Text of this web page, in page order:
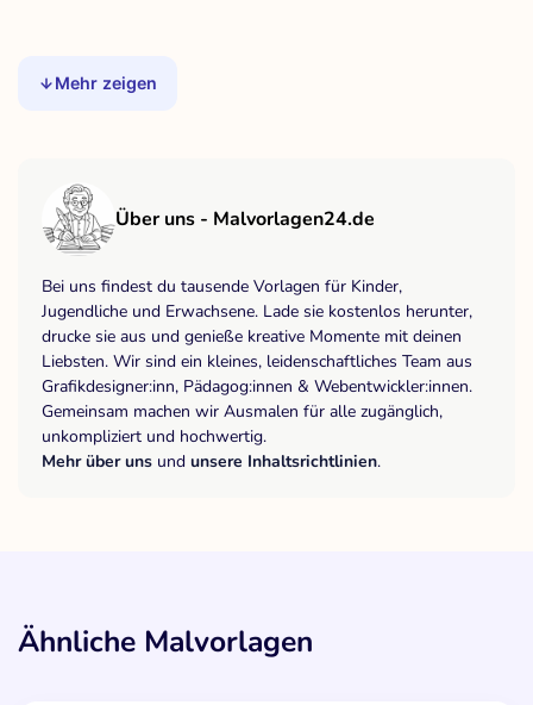
Mehr zeigen
Über uns - Malvorlagen24.de
Bei uns findest du tausende Vorlagen für Kinder,
Jugendliche und Erwachsene. Lade sie kostenlos herunter,
drucke sie aus und genieße kreative Momente mit deinen
Liebsten. Wir sind ein kleines, leidenschaftliches Team aus
Grafikdesigner:inn, Pädagog:innen & Webentwickler:innen.
Gemeinsam machen wir Ausmalen für alle zugänglich,
unkompliziert und hochwertig.
Mehr über uns und unsere Inhaltsrichtlinien.
Ähnliche Malvorlagen